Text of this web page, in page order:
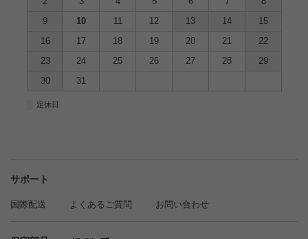
9
10 11 12 13 14
15
16
17 18 19 20 21
22
23
24 25 26 27 28
29
30
31
定休日
サポート
国際配送 よくあるご質問 お問い合わせ